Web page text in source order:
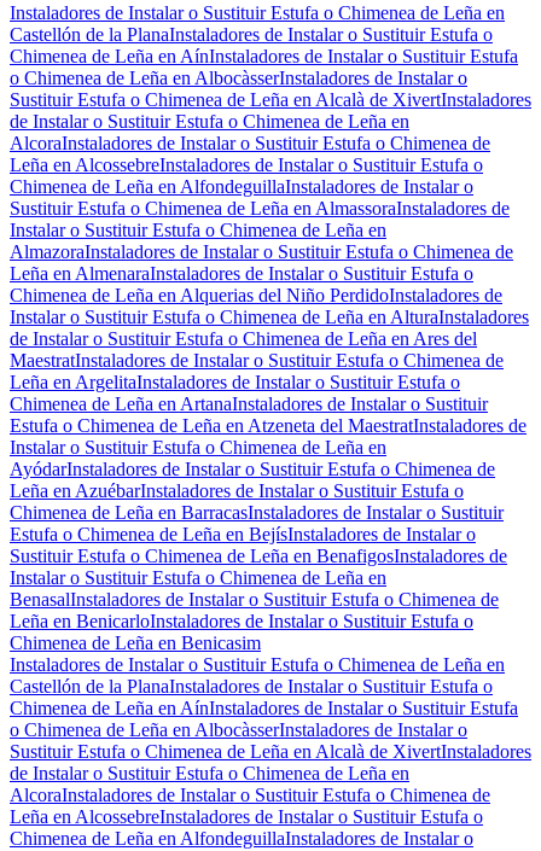
Instaladores de Instalar o Sustituir Estufa o Chimenea de Leña en
Castellón de la PlanaInstaladores de Instalar o Sustituir Estufa o
Chimenea de Leña en AínInstaladores de Instalar o Sustituir Estufa
o Chimenea de Leña en AlbocàsserInstaladores de Instalar o
Sustituir Estufa o Chimenea de Leña en Alcalà de XivertInstaladores
de Instalar o Sustituir Estufa o Chimenea de Leña en
AlcoraInstaladores de Instalar o Sustituir Estufa o Chimenea de
Leña en AlcossebreInstaladores de Instalar o Sustituir Estufa o
Chimenea de Leña en AlfondeguillaInstaladores de Instalar o
Sustituir Estufa o Chimenea de Leña en AlmassoraInstaladores de
Instalar o Sustituir Estufa o Chimenea de Leña en
AlmazoraInstaladores de Instalar o Sustituir Estufa o Chimenea de
Leña en AlmenaraInstaladores de Instalar o Sustituir Estufa o
Chimenea de Leña en Alquerias del Niño PerdidoInstaladores de
Instalar o Sustituir Estufa o Chimenea de Leña en AlturaInstaladores
de Instalar o Sustituir Estufa o Chimenea de Leña en Ares del
MaestratInstaladores de Instalar o Sustituir Estufa o Chimenea de
Leña en ArgelitaInstaladores de Instalar o Sustituir Estufa o
Chimenea de Leña en ArtanaInstaladores de Instalar o Sustituir
Estufa o Chimenea de Leña en Atzeneta del MaestratInstaladores de
Instalar o Sustituir Estufa o Chimenea de Leña en
AyódarInstaladores de Instalar o Sustituir Estufa o Chimenea de
Leña en AzuébarInstaladores de Instalar o Sustituir Estufa o
Chimenea de Leña en BarracasInstaladores de Instalar o Sustituir
Estufa o Chimenea de Leña en BejísInstaladores de Instalar o
Sustituir Estufa o Chimenea de Leña en BenafigosInstaladores de
Instalar o Sustituir Estufa o Chimenea de Leña en
BenasalInstaladores de Instalar o Sustituir Estufa o Chimenea de
Leña en BenicarloInstaladores de Instalar o Sustituir Estufa o
Chimenea de Leña en Benicasim
Instaladores de Instalar o Sustituir Estufa o Chimenea de Leña en
Castellón de la PlanaInstaladores de Instalar o Sustituir Estufa o
Chimenea de Leña en AínInstaladores de Instalar o Sustituir Estufa
o Chimenea de Leña en AlbocàsserInstaladores de Instalar o
Sustituir Estufa o Chimenea de Leña en Alcalà de XivertInstaladores
de Instalar o Sustituir Estufa o Chimenea de Leña en
AlcoraInstaladores de Instalar o Sustituir Estufa o Chimenea de
Leña en AlcossebreInstaladores de Instalar o Sustituir Estufa o
Chimenea de Leña en AlfondeguillaInstaladores de Instalar o